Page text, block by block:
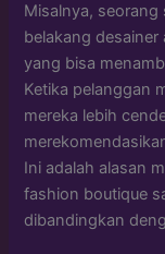
Misalnya,
belakang
yang bisa
Ketika pelanggan
mereka lebih
Ini adalah alasan
fashion boutique
dibandingkan